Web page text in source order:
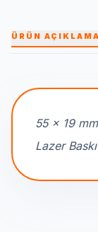
ÜRÜN
55 x 19
Lazer